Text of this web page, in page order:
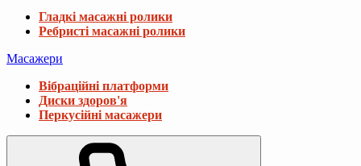
Гладкі масажні ролики
Ребристі масажні ролики
Масажери
Вібраційні платформи
Диски здоров'я
Перкусійні масажери